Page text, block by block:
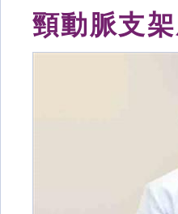
頸動脈支